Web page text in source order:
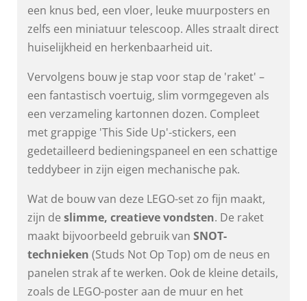
een knus bed, een vloer, leuke muurposters en
zelfs een miniatuur telescoop. Alles straalt direct
huiselijkheid en herkenbaarheid uit.
Vervolgens bouw je stap voor stap de 'raket' –
een fantastisch voertuig, slim vormgegeven als
een verzameling kartonnen dozen. Compleet
met grappige 'This Side Up'-stickers, een
gedetailleerd bedieningspaneel en een schattige
teddybeer in zijn eigen mechanische pak.
Wat de bouw van deze LEGO-set zo fijn maakt,
zijn de slimme, creatieve vondsten. De raket
maakt bijvoorbeeld gebruik van SNOT-
technieken (Studs Not Op Top) om de neus en
panelen strak af te werken. Ook de kleine details,
zoals de LEGO-poster aan de muur en het